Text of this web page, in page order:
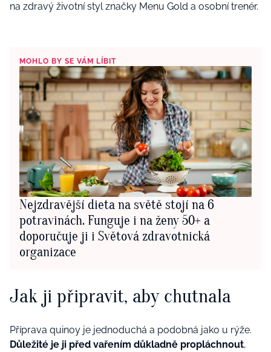
na zdravý životní styl značky Menu Gold a osobní trenér.
MOHLO BY SE VÁM LÍBIT
Nejzdravější dieta na světě stojí na 6
potravinách. Funguje i na ženy 50+ a
doporučuje ji i Světová zdravotnická
organizace
Jak ji připravit, aby chutnala
Příprava quinoy je jednoduchá a podobná jako u rýže.
Důležité je ji před vařením důkladně propláchnout,